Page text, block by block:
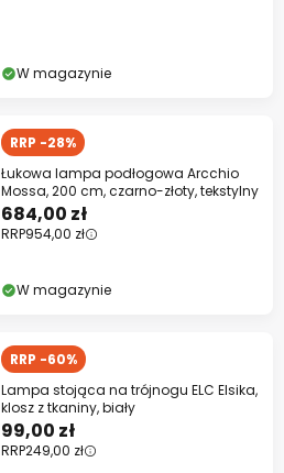
W magazynie
RRP -28%
Łukowa lampa podłogowa Arcchio
Mossa, 200 cm, czarno-złoty, tekstylny
684,00 zł
RRP954,00 zł
W magazynie
RRP -60%
Lampa stojąca na trójnogu ELC Elsika,
klosz z tkaniny, biały
99,00 zł
RRP249,00 zł